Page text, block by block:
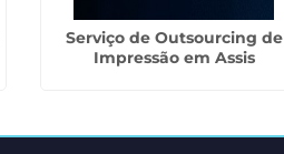
Serviço de Outsourcing de
Impressão em Assis